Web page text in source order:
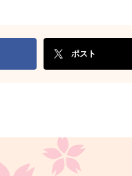
ポスト